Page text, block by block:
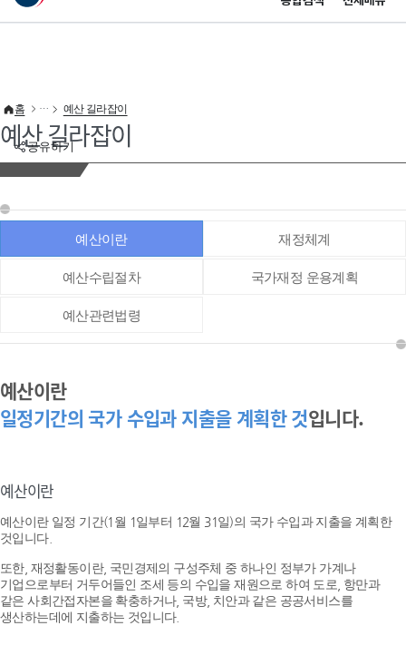
이 누리집은 대한민국 공식 전자정부 누리집입니다.
공유하기
홈 예산 길라잡이
예산 길라잡이
예산이란 재정체계
예산수립절차 국가재정 운용계획
예산관련법령
예산이란
일정기간의 국가 수입과 지출을 계획한 것입니다.
예산이란
예산이란 일정 기간(1월 1일부터 12월 31일)의 국가 수입과 지출을 계획한
것입니다.
또한, 재정활동이란, 국민경제의 구성주체 중 하나인 정부가 가계나
기업으로부터 거두어들인 조세 등의 수입을 재원으로 하여 도로, 항만과
같은 사회간접자본을 확충하거나, 국방, 치안과 같은 공공서비스를
생산하는데에 지출하는 것입니다.